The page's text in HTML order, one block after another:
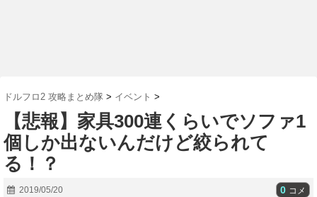
ドルフロ2 攻略まとめ隊 > イベント >
【悲報】家具300連くらいでソファ1
個しか出ないんだけど絞られて
る！？
2019/05/20 0 コメ